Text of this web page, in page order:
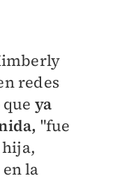
redes
ya
"fue
la